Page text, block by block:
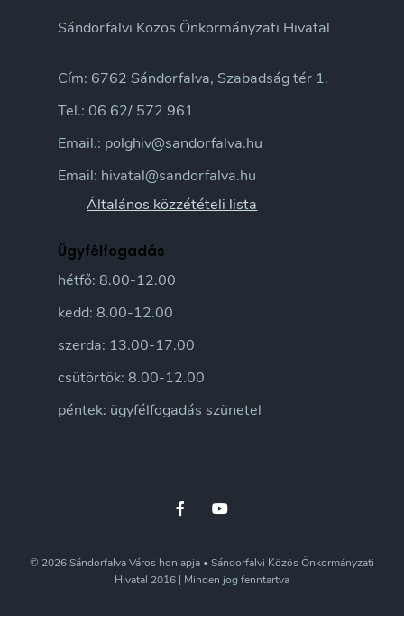
Sándorfalvi Közös Önkormányzati Hivatal
Cím: 6762 Sándorfalva, Szabadság tér 1.
Tel.: 06 62/ 572 961
Email.: polghiv@sandorfalva.hu
Email: hivatal@sandorfalva.hu
Általános közzétételi lista
Ügyfélfogadás
hétfő: 8.00-12.00
kedd: 8.00-12.00
szerda: 13.00-17.00
csütörtök: 8.00-12.00
péntek: ügyfélfogadás szünetel
© 2026 Sándorfalva Város honlapja • Sándorfalvi Közös Önkormányzati
Hivatal 2016 | Minden jog fenntartva